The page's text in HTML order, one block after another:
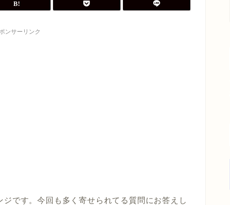
ンサーリンク
です。今回も多く寄せられてる質問にお答えし